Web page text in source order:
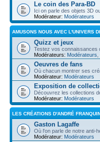
Le coin des Para-BD
Ici on parle des objets 3D
Modérateur: Modérateurs
AMUSONS NOUS AVEC L'UNIVERS
Quizz et jeux
Testez vos connaissances
Modérateurs: Modérateurs
Oeuvres de fans
Où chacun montrer ses
Modérateur: Modérateurs
Exposition de
Découvrez les collections
Modérateur: Modérateurs
LES CRÉATIONS D'ANDRÉ
Gaston Lagaffe
Où l'on parle de notre anti-
Modérateur: Modérateurs